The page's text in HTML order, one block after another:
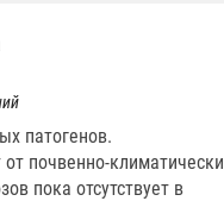
патогенов.
почвенно-
пока отсутствует в